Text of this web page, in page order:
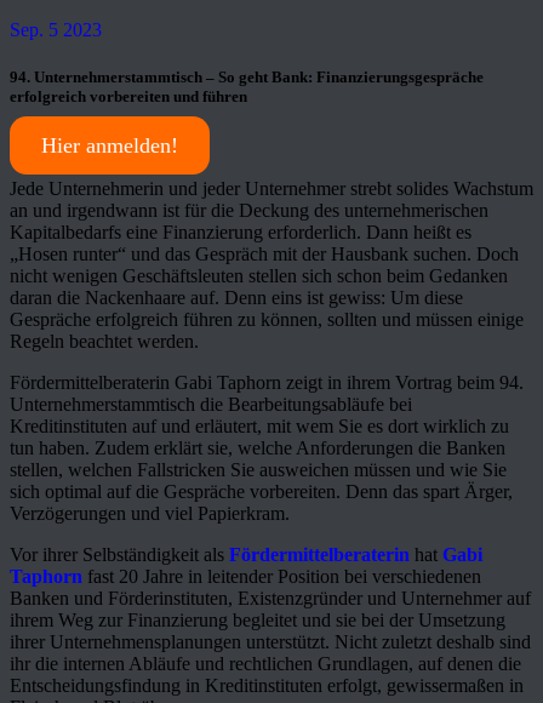
Sep. 5 2023
94. Unternehmerstammtisch – So geht Bank: Finanzierungsgespräche
erfolgreich vorbereiten und führen
Hier anmelden!
Jede Unternehmerin und jeder Unternehmer strebt solides Wachstum
an und irgendwann ist für die Deckung des unternehmerischen
Kapitalbedarfs eine Finanzierung erforderlich. Dann heißt es
„Hosen runter“ und das Gespräch mit der Hausbank suchen. Doch
nicht wenigen Geschäftsleuten stellen sich schon beim Gedanken
daran die Nackenhaare auf. Denn eins ist gewiss: Um diese
Gespräche erfolgreich führen zu können, sollten und müssen einige
Regeln beachtet werden.
Fördermittelberaterin Gabi Taphorn zeigt in ihrem Vortrag beim 94.
Unternehmerstammtisch die Bearbeitungsabläufe bei
Kreditinstituten auf und erläutert, mit wem Sie es dort wirklich zu
tun haben. Zudem erklärt sie, welche Anforderungen die Banken
stellen, welchen Fallstricken Sie ausweichen müssen und wie Sie
sich optimal auf die Gespräche vorbereiten. Denn das spart Ärger,
Verzögerungen und viel Papierkram.
Vor ihrer Selbständigkeit als Fördermittelberaterin hat Gabi
Taphorn fast 20 Jahre in leitender Position bei verschiedenen
Banken und Förderinstituten, Existenzgründer und Unternehmer auf
ihrem Weg zur Finanzierung begleitet und sie bei der Umsetzung
ihrer Unternehmensplanungen unterstützt. Nicht zuletzt deshalb sind
ihr die internen Abläufe und rechtlichen Grundlagen, auf denen die
Entscheidungsfindung in Kreditinstituten erfolgt, gewissermaßen in